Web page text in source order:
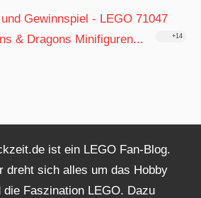
Gewinnspiel - LEGO 71047
& Dragons Minifiguren...
+14
ist ein LEGO Fan-Blog.
dreht sich alles um das Hobby
die Faszination LEGO. Dazu